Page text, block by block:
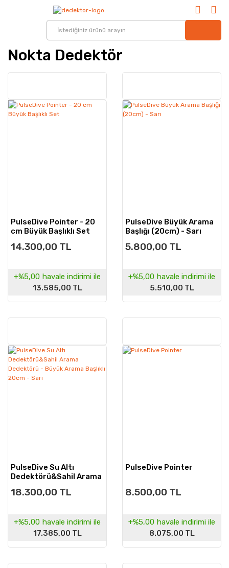
Nokta Dedektör
PulseDive Pointer - 20
cm Büyük Başlıklı Set
14.300,00 TL
+%5,00 havale indirimi ile
13.585,00 TL
PulseDive Büyük Arama
Başlığı (20cm) - Sarı
5.800,00 TL
+%5,00 havale indirimi ile
5.510,00 TL
PulseDive Su Altı
Dedektörü&Sahil Arama
Arama Başlıklı 20cm -
18.300,00 TL
+%5,00 havale indirimi ile
17.385,00 TL
PulseDive Pointer
8.500,00 TL
+%5,00 havale indirimi ile
8.075,00 TL